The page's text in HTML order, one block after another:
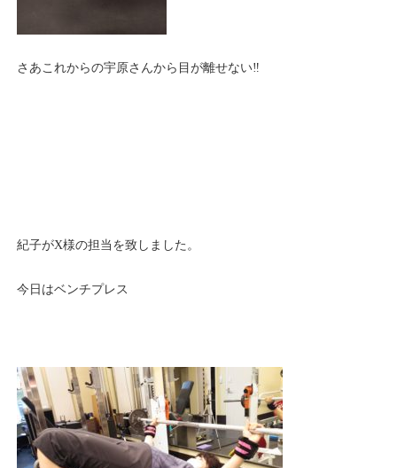
さあこれからの宇原さんから目が離せない‼️
紀子がX様の担当を致しました。
今日はベンチプレス